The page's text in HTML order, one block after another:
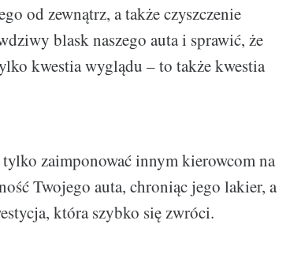
od zewnątrz, a także czyszczenie
blask naszego auta i sprawić, że
kwestia wyglądu – to także kwestia
zaimponować innym kierowcom na
Twojego auta, chroniąc jego lakier, a
która szybko się zwróci.